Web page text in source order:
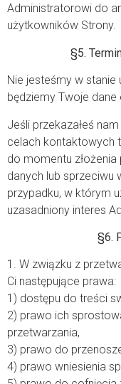
Administratorowi do
użytkowników Strony.
§5.
Nie jesteśmy w
będziemy Twoje
Jeśli przekazałeś
celach kontaktowych
do momentu złożenia
danych lub sprzeciwu
przypadku, w którym
uzasadniony interes
§6.
1. W związku z
Ci następujące prawa:
1) dostępu do treści
2) prawo ich
przetwarzania,
3) prawo do
4) prawo wniesienia